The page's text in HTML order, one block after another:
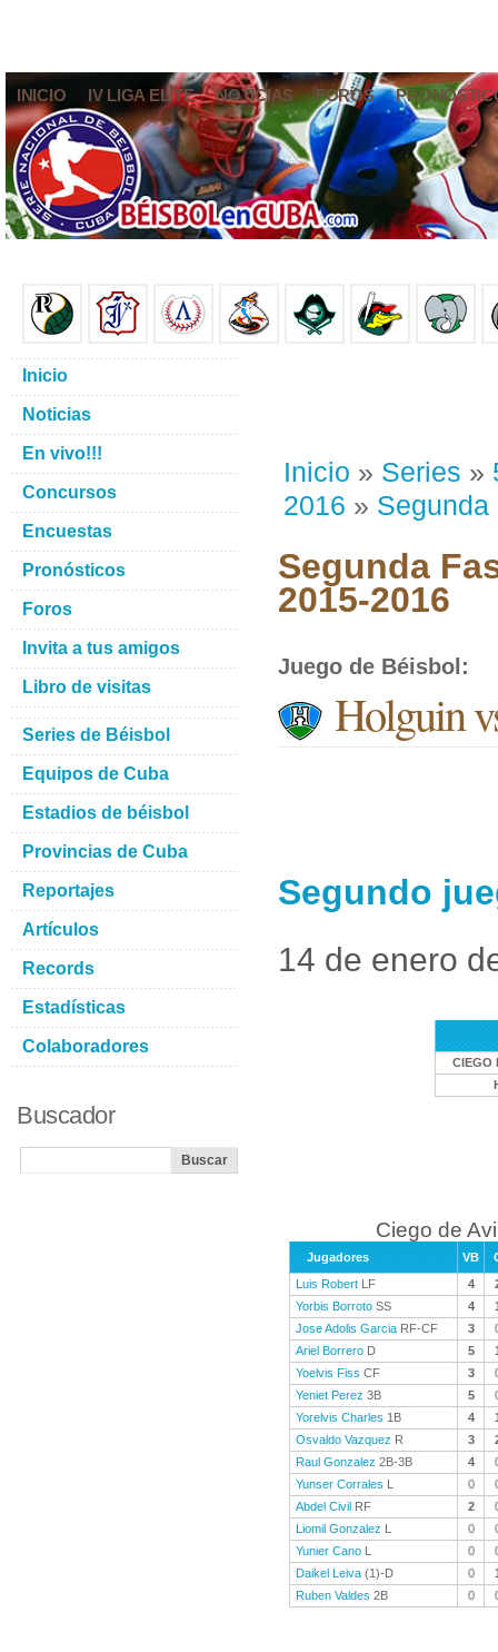
INICIO IV LIGA ELITE NOTICIAS FOROS
Inicio » Series »
2016 » Segunda
Segunda
2015-2016
Juego de Béisbol :
Holguin
Segundo
14 de enero
CIEGO
Ciego de
Jugadores VB
Luis Robert LF 4
Yorbis Borroto SS 4
Jose Adolis Garcia RF-CF 3
Ariel Borrero D 5
Yoelvis Fiss CF 3
Yeniet Perez 3B 5
Yorelvis Charles 1B 4
Osvaldo Vazquez R 3
Raul Gonzalez 2B-3B 4
Yunser Corrales L 0
Abdel Civil RF 2
Liomil Gonzalez L 0
Yunier Cano L 0
Daikel Leiva (1)-D 0
Ruben Valdes 2B 0
Inicio
Noticias
En vivo!!!
Concursos
Encuestas
Pronósticos
Foros
Invita a tus amigos
Libro de visitas
Series de Béisbol
Equipos de Cuba
Estadios de béisbol
Provincias de Cuba
Reportajes
Artículos
Records
Estadísticas
Colaboradores
Buscador